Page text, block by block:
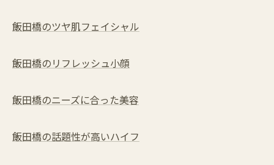
飯田橋のツヤ肌フェイシャル
飯田橋のリフレッシュ小顔
飯田橋のニーズに合った美容
飯田橋の話題性が高いハイフ